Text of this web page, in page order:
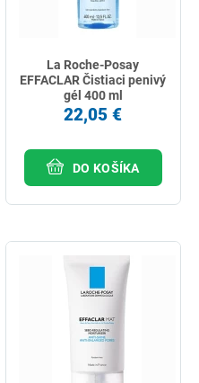
La Roche-Posay
EFFACLAR Čistiaci penivý
gél 400 ml
22,05 €
DO KOŠÍKA